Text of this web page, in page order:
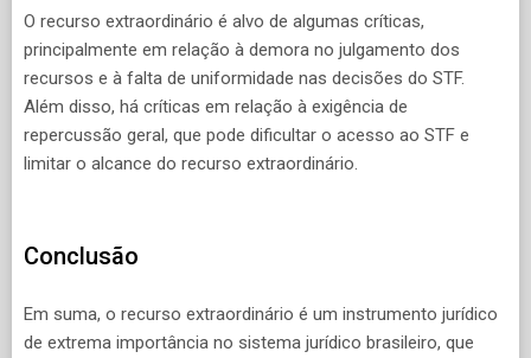
O recurso extraordinário é alvo de algumas críticas,
principalmente em relação à demora no julgamento dos
recursos e à falta de uniformidade nas decisões do STF.
Além disso, há críticas em relação à exigência de
repercussão geral, que pode dificultar o acesso ao STF e
limitar o alcance do recurso extraordinário.
Conclusão
Em suma, o recurso extraordinário é um instrumento jurídico
de extrema importância no sistema jurídico brasileiro, que